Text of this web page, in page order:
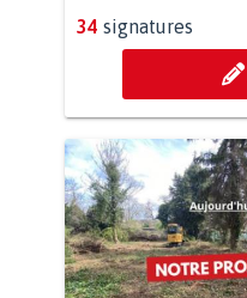
34 signatures